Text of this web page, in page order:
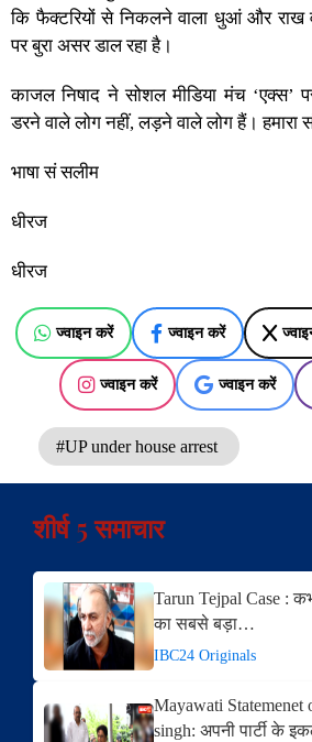
कि फैक्टरियों से निकलने वाला धुआं और राख
पर बुरा असर डाल रहा है।
काजल निषाद ने सोशल मीडिया मंच ‘एक्स’
डरने वाले लोग नहीं, लड़ने वाले लोग हैं। हमारा
भाषा सं सलीम
धीरज
धीरज
ज्वाइन करें ज्वाइन करें
ज्वाइन करें ज्वाइन करें
#UP under house arrest
शीर्ष 5 समाचार
Tarun Tejpal Case :
का सबसे बड़ा…
IBC24 Originals
Mayawati Statemenet
singh: अपनी पार्टी के